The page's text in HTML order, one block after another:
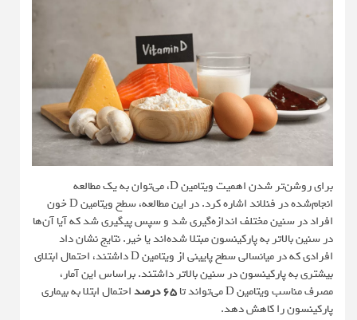
برای روشن‌تر شدن اهمیت ویتامین D، می‌توان به یک مطالعه
انجام‌شده در فنلاند اشاره کرد. در این مطالعه، سطح ویتامین D خون
افراد در سنین مختلف اندازه‌گیری شد و سپس پیگیری شد که آیا آن‌ها
در سنین بالاتر به پارکینسون مبتلا شده‌اند یا خیر. نتایج نشان داد
افرادی که در میانسالی سطح پایینی از ویتامین D داشتند، احتمال ابتلای
بیشتری به پارکینسون در سنین بالاتر داشتند. براساس این آمار،
مصرف مناسب ویتامین D می‌تواند تا
احتمال ابتلا به بیماری
پارکینسون را کاهش دهد.